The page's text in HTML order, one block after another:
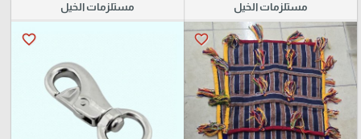
🎓
مستلزمات الخيل
favorite_border
مستلزمات الخيل
favorite_border